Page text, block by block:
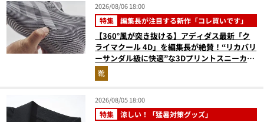
2026/08/06 18:00
特集 編集長が注目する新作「コレ買いです」
【360°風が突き抜ける】アディダス最新「ク
ライマクール 4D」を編集長が絶賛！“リカバリ
ーサンダル級に快適”な3Dプリントスニーカー
『コレ買いです』Vol.173
靴
2026/08/05 18:00
特集 涼しい！「猛暑対策グッズ」